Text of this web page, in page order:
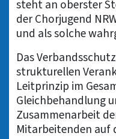
steht an oberster
der Chorjugend
und als solche
Das
strukturellen
Leitprinzip im
Gleichbehandlung
Zusammenarbeit
Mitarbeitenden auf